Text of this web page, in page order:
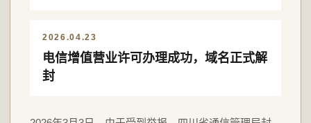
2026.04.23
电信增值营业许可办理成功，域名正式解
封